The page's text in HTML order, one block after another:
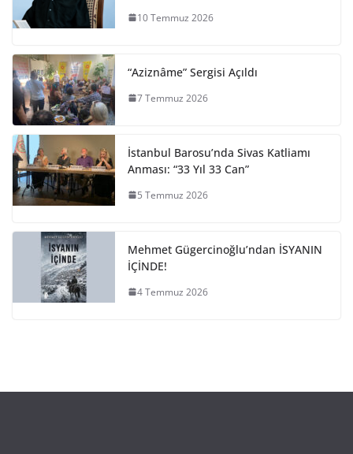
10 Temmuz 2026
“Aziznâme” Sergisi Açıldı
7 Temmuz 2026
İstanbul Barosu’nda Sivas Katliamı
Anması: “33 Yıl 33 Can”
5 Temmuz 2026
Mehmet Gügercinoğlu’ndan İSYANIN
İÇİNDE!
4 Temmuz 2026